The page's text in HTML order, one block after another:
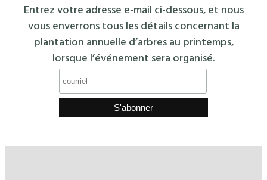
Entrez votre adresse e-mail ci-dessous, et nous
vous enverrons tous les détails concernant la
plantation annuelle d’arbres au printemps,
lorsque l’événement sera organisé.